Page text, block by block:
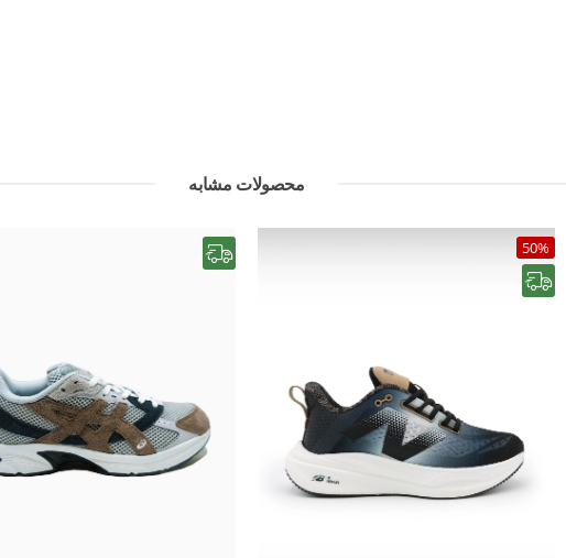
محصولات مشابه
50%